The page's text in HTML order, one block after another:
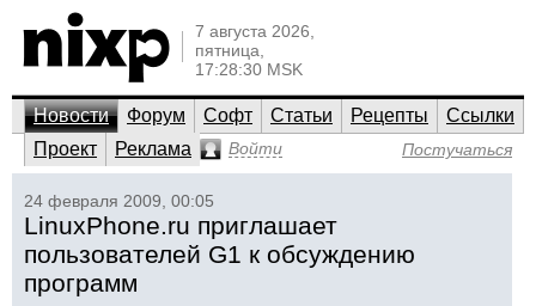
7 августа 2026,
пятница,
17:28:30 MSK
Новости Форум Софт Статьи Рецепты
Ссылки
Проект
Реклама Войти Постучаться
24 февраля 2009, 00:05
LinuxPhone.ru приглашает
пользователей G1 к обсуждению
программ